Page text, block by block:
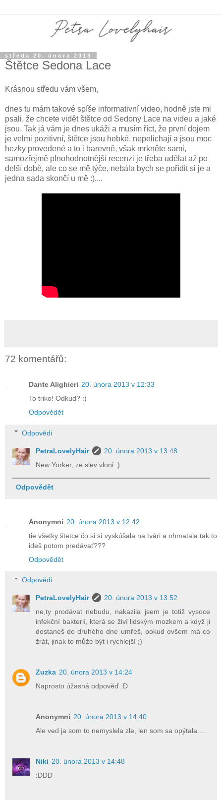
středa 20. února 2013
Štětce Sedona Lace
Krásnou středu vám všem,
dnes tu mám takové spíše informativní video, hodně jste mi
psali, že chcete vidět štětce od Sedony Lace na videu a jaké
jsou. Tak já vám je dnes ukáži a musím říct, že první dojem
je velmi pozitivní, štětce jsou hebké, nepelichají a jsou moc
hezky provedené a to i barevně, však mrkněte sami,
samozřejmě plnohodnotnější recenzi je třeba udělat až po
delší době, ale co se mě týče, nebála bych se pořídit si je a
jedna sada skončí u mě :)....
72 komentářů:
Dante Alighieri 20. února 2013 v 12:33
To triko! Odkud? :)
Odpovědět
Odpovědi
PetraLovelyHair
20. února 2013 v 13:48
New Yorker, ze slev vloni :)
Odpovědět
Anonymní 20. února 2013 v 12:42
tie všetky štetce čo si si vyskúšala na tvári a ohmatala tak to
ideš potom predávať???
Odpovědět
Odpovědi
PetraLovelyHair
20. února 2013 v 13:52
ne,ty prodávat nebudu, nakazila jsem je totiž vysoce
infekční bakterií, která se živí lidským mozkem a když ji
dostaneš do druhého dne umřeš, pokud ovšem má co
žrát, jinak to může být i rychlejší ;)
Zuzka 20. února 2013 v 14:24
Naprosto úžasná odpověď :D
Anonymní 20. února 2013 v 14:40
Ale ved ja som to nemyslela zle, len som sa opýtala.....
Niki 20. února 2013 v 14:48
:DDD